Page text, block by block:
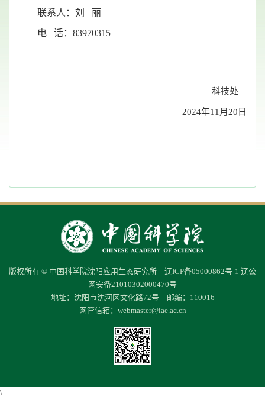
联系人：刘 丽
电 话：83970315
科技处
2024年11月20日
版权所有 © 中国科学院沈阳应用生态研究所 辽ICP备05000862号-1 辽公
网安备21010302000470号
地址：沈阳市沈河区文化路72号 邮编：110016
网管信箱： webmaster@iae.ac.cn
\